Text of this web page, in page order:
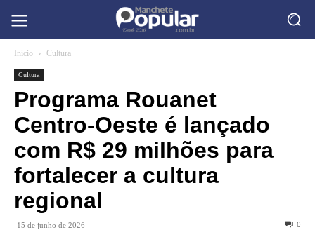
Início Cultura
Cultura
Programa Rouanet
Centro-Oeste é lançado
com R$ 29 milhões para
fortalecer a cultura
regional
15 de junho de 2026 0